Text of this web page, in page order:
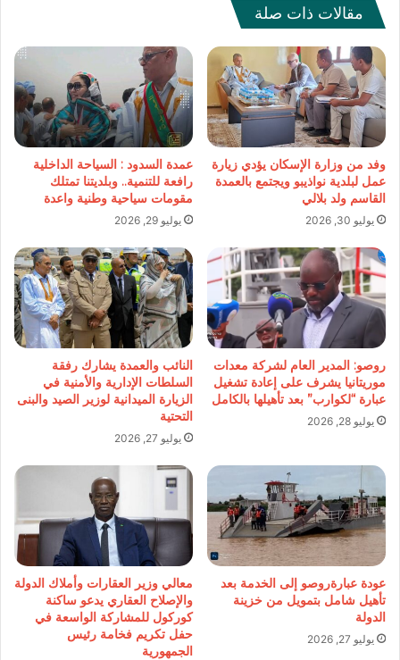
مقالات ذات صلة
وفد من وزارة الإسكان يؤدي زيارة
عمل لبلدية نواذيبو ويجتمع بالعمدة
القاسم ولد بلالي
يوليو 30, 2026
عمدة السدود : السياحة الداخلية
رافعة للتنمية.. وبلديتنا تمتلك
مقومات سياحية وطنية واعدة
يوليو 29, 2026
روصو: المدير العام لشركة معدات
موريتانيا يشرف على إعادة تشغيل
عبارة “لكوارب” بعد تأهيلها بالكامل
يوليو 28, 2026
النائب والعمدة يشارك رفقة
السلطات الإدارية والأمنية في
الزيارة الميدانية لوزير الصيد والبنى
التحتية
يوليو 27, 2026
عودة عبارةروصو إلى الخدمة بعد
تأهيل شامل بتمويل من خزينة
الدولة
يوليو 27, 2026
معالي وزير العقارات وأملاك الدولة
والإصلاح العقاري يدعو ساكنة
كوركول للمشاركة الواسعة في
حفل تكريم فخامة رئيس
الجمهورية